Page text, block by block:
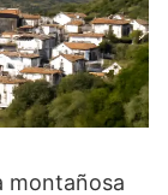
montañosa